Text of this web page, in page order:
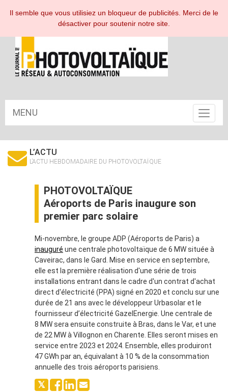
ESPACE ABONNÉ
MENU
Toggle
L’ACTU
L’ACTU HEBDOMADAIRE DU PHOTOVOLTAÏQUE
PHOTOVOLTAÏQUE
Aéroports de Paris inaugure son
premier parc solaire
Mi-novembre, le groupe ADP (Aéroports de Paris) a
inauguré une centrale photovoltaïque de 6 MW située à
Caveirac, dans le Gard. Mise en service en septembre,
elle est la première réalisation d'une série de trois
installations entrant dans le cadre d'un contrat d'achat
direct d'électricité (PPA) signé en 2020 et conclu sur une
durée de 21 ans avec le développeur Urbasolar et le
fournisseur d’électricité GazelEnergie. Une centrale de
8 MW sera ensuite construite à Bras, dans le Var, et une
de 22 MW à Villognon en Charente. Elles seront mises en
service entre 2023 et 2024. Ensemble, elles produiront
47 GWh par an, équivalant à 10 % de la consommation
annuelle des trois aéroports parisiens.
Il semble que vous utilisiez un bloqueur de publicités. Merci de le
désactiver pour soutenir notre site.